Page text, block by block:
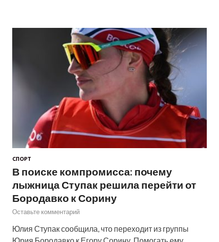
СПОРТ
В поиске компромисса: почему
лыжница Ступак решила перейти от
Бородавко к Сорину
Оставьте комментарий
Юлия Ступак сообщила, что переходит из группы